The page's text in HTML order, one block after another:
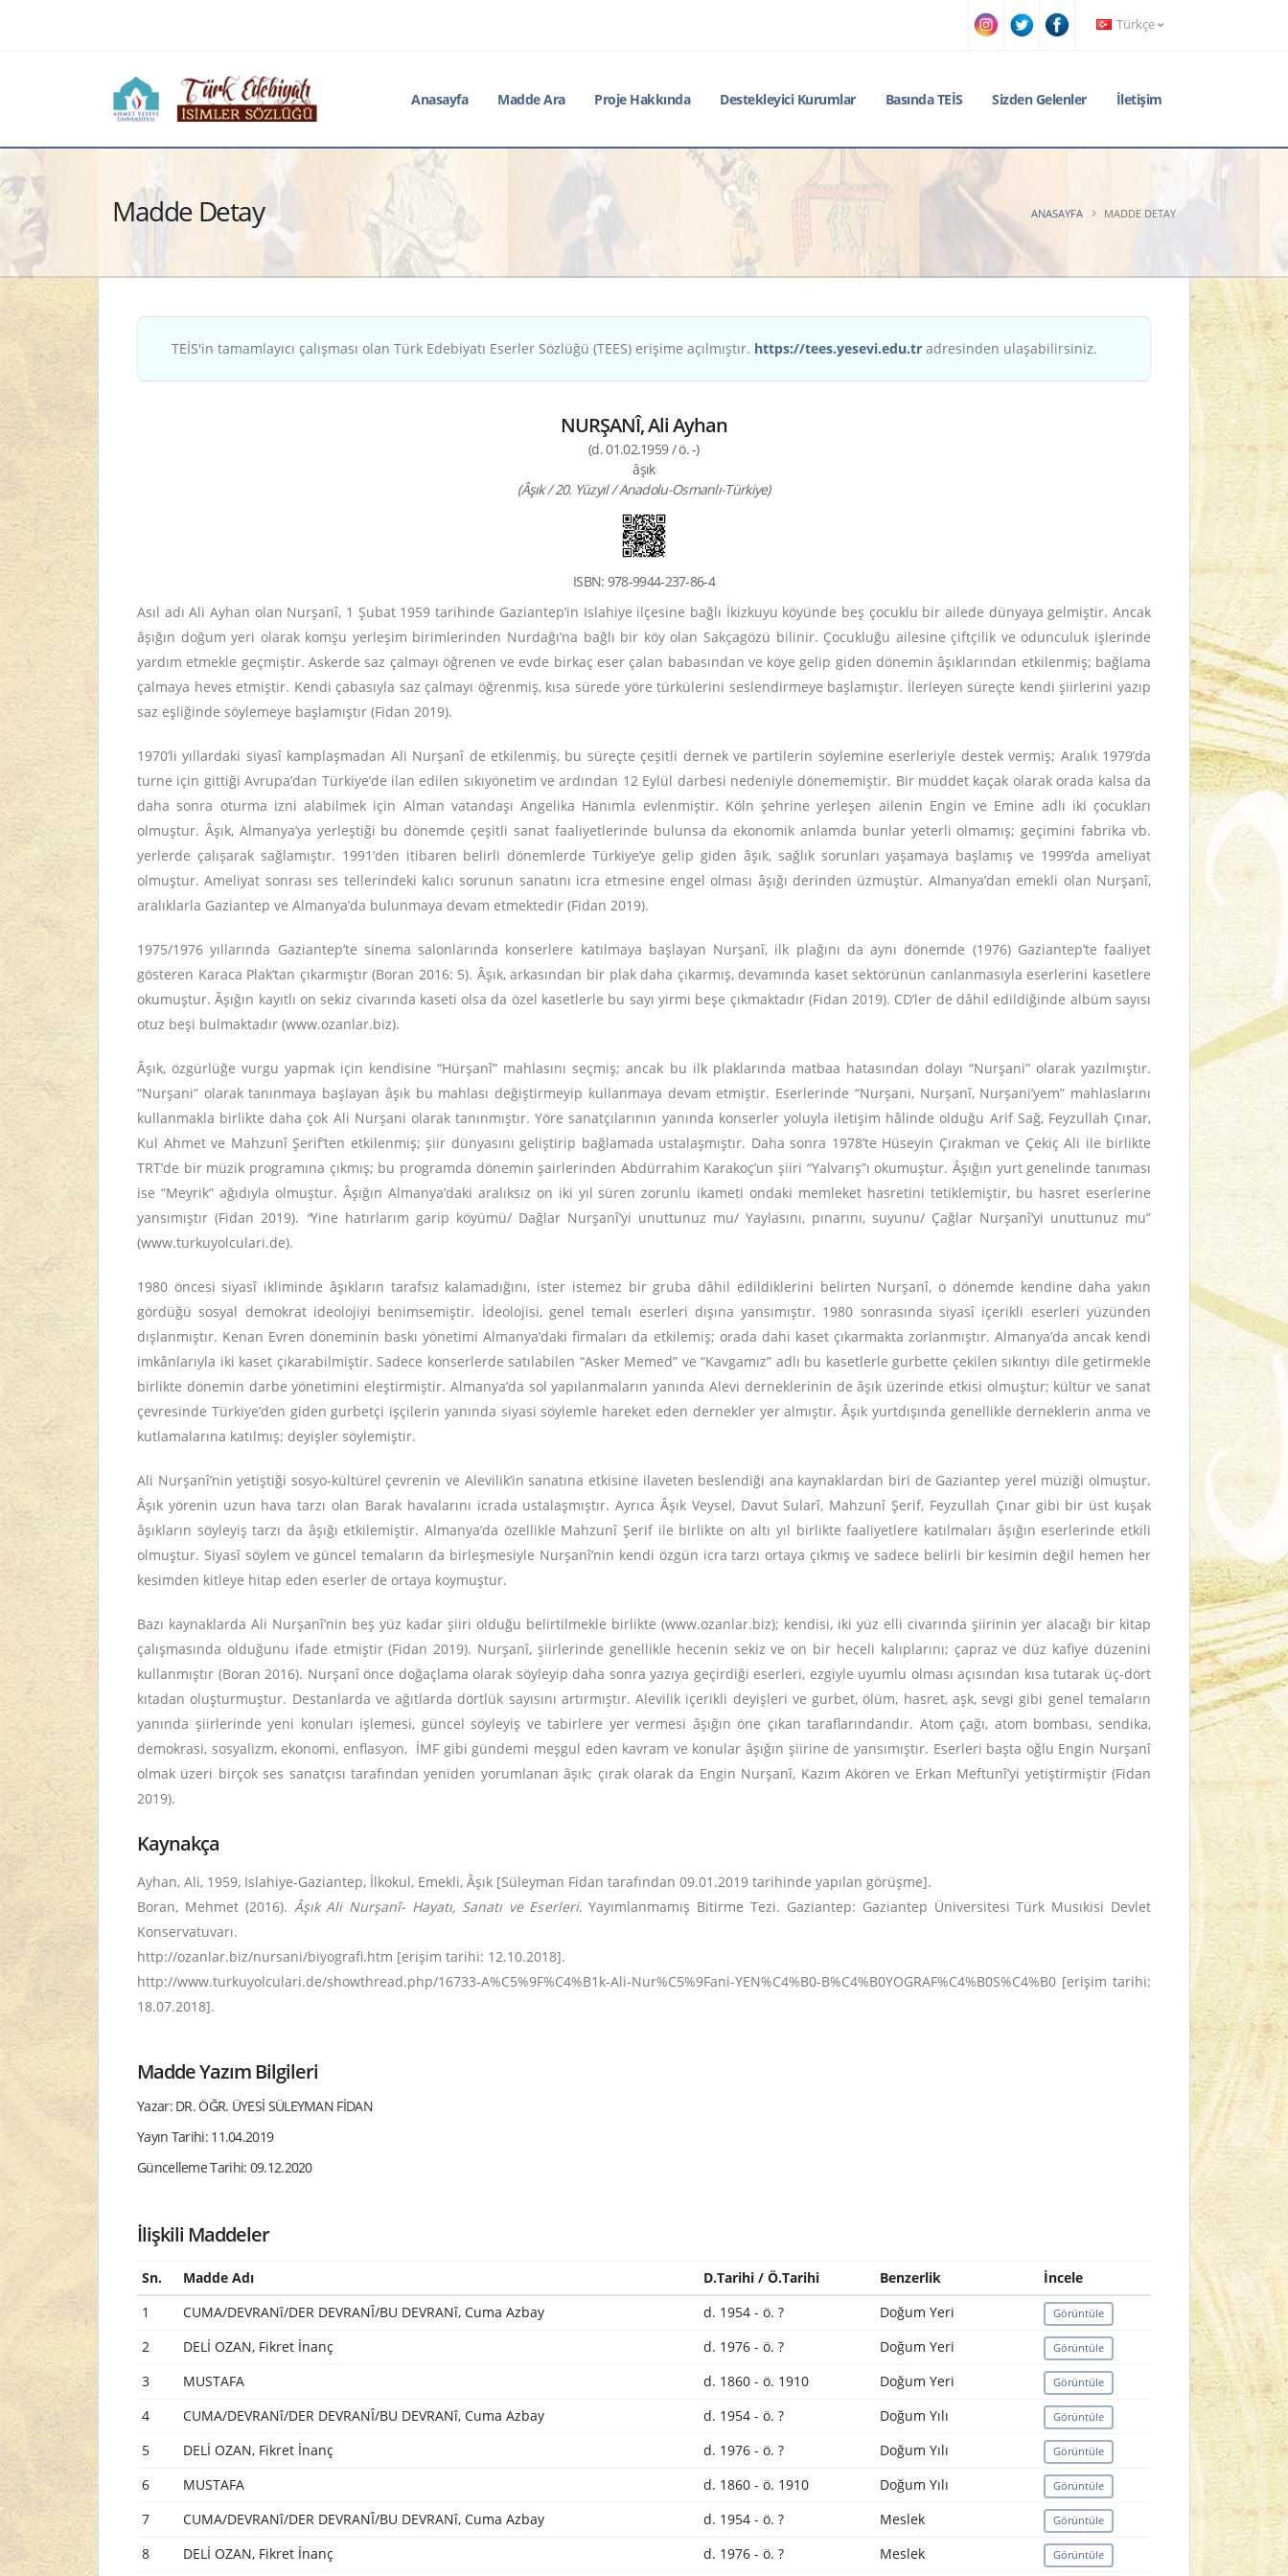
Türkçe
Anasayfa Madde Ara Proje Hakkında Destekleyici Kurumlar Basında TEİS Sizden Gelenler İletişim
Madde Detay ANASAYFA MADDE DETAY
TEİS'in tamamlayıcı çalışması olan Türk Edebiyatı Eserler Sözlüğü (TEES) erişime açılmıştır. https://tees.yesevi.edu.tr adresinden ulaşabilirsiniz.
NURŞANÎ, Ali Ayhan
(d. 01.02.1959 / ö. -)
âşık
(Âşık / 20. Yüzyıl / Anadolu-Osmanlı-Türkiye)
ISBN: 978-9944-237-86-4
Asıl adı Ali Ayhan olan Nurşanî, 1 Şubat 1959 tarihinde Gaziantep’in Islahiye ilçesine bağlı İkizkuyu köyünde beş çocuklu bir ailede dünyaya gelmiştir. Ancak
âşığın doğum yeri olarak komşu yerleşim birimlerinden Nurdağı’na bağlı bir köy olan Sakçagözü bilinir. Çocukluğu ailesine çiftçilik ve odunculuk işlerinde
yardım etmekle geçmiştir. Askerde saz çalmayı öğrenen ve evde birkaç eser çalan babasından ve köye gelip giden dönemin âşıklarından etkilenmiş; bağlama
çalmaya heves etmiştir. Kendi çabasıyla saz çalmayı öğrenmiş, kısa sürede yöre türkülerini seslendirmeye başlamıştır. İlerleyen süreçte kendi şiirlerini yazıp
saz eşliğinde söylemeye başlamıştır (Fidan 2019).
1970’li yıllardaki siyasî kamplaşmadan Ali Nurşanî de etkilenmiş, bu süreçte çeşitli dernek ve partilerin söylemine eserleriyle destek vermiş; Aralık 1979’da
turne için gittiği Avrupa’dan Türkiye’de ilan edilen sıkıyönetim ve ardından 12 Eylül darbesi nedeniyle dönememiştir. Bir müddet kaçak olarak orada kalsa da
daha sonra oturma izni alabilmek için Alman vatandaşı Angelika Hanımla evlenmiştir. Köln şehrine yerleşen ailenin Engin ve Emine adlı iki çocukları
olmuştur. Âşık, Almanya’ya yerleştiği bu dönemde çeşitli sanat faaliyetlerinde bulunsa da ekonomik anlamda bunlar yeterli olmamış; geçimini fabrika vb.
yerlerde çalışarak sağlamıştır. 1991’den itibaren belirli dönemlerde Türkiye’ye gelip giden âşık, sağlık sorunları yaşamaya başlamış ve 1999’da ameliyat
olmuştur. Ameliyat sonrası ses tellerindeki kalıcı sorunun sanatını icra etmesine engel olması âşığı derinden üzmüştür. Almanya’dan emekli olan Nurşanî,
aralıklarla Gaziantep ve Almanya’da bulunmaya devam etmektedir (Fidan 2019).
1975/1976 yıllarında Gaziantep’te sinema salonlarında konserlere katılmaya başlayan Nurşanî, ilk plağını da aynı dönemde (1976) Gaziantep’te faaliyet
gösteren Karaca Plak’tan çıkarmıştır (Boran 2016: 5). Âşık, arkasından bir plak daha çıkarmış, devamında kaset sektörünün canlanmasıyla eserlerini kasetlere
okumuştur. Âşığın kayıtlı on sekiz civarında kaseti olsa da özel kasetlerle bu sayı yirmi beşe çıkmaktadır (Fidan 2019). CD’ler de dâhil edildiğinde albüm sayısı
otuz beşi bulmaktadır (www.ozanlar.biz).
Âşık, özgürlüğe vurgu yapmak için kendisine “Hürşanî” mahlasını seçmiş; ancak bu ilk plaklarında matbaa hatasından dolayı “Nurşani” olarak yazılmıştır.
“Nurşani” olarak tanınmaya başlayan âşık bu mahlası değiştirmeyip kullanmaya devam etmiştir. Eserlerinde “Nurşani, Nurşanî, Nurşani’yem” mahlaslarını
kullanmakla birlikte daha çok Ali Nurşani olarak tanınmıştır. Yöre sanatçılarının yanında konserler yoluyla iletişim hâlinde olduğu Arif Sağ, Feyzullah Çınar,
Kul Ahmet ve Mahzunî Şerif’ten etkilenmiş; şiir dünyasını geliştirip bağlamada ustalaşmıştır. Daha sonra 1978’te Hüseyin Çırakman ve Çekiç Ali ile birlikte
TRT’de bir müzik programına çıkmış; bu programda dönemin şairlerinden Abdürrahim Karakoç’un şiiri “Yalvarış”ı okumuştur. Âşığın yurt genelinde tanıması
ise “Meyrik” ağıdıyla olmuştur. Âşığın Almanya’daki aralıksız on iki yıl süren zorunlu ikameti ondaki memleket hasretini tetiklemiştir, bu hasret eserlerine
yansımıştır (Fidan 2019). “Yine hatırlarım garip köyümü/ Dağlar Nurşanî’yi unuttunuz mu/ Yaylasını, pınarını, suyunu/ Çağlar Nurşanî’yi unuttunuz mu”
(www.turkuyolculari.de).
1980 öncesi siyasî ikliminde âşıkların tarafsız kalamadığını, ister istemez bir gruba dâhil edildiklerini belirten Nurşanî, o dönemde kendine daha yakın
gördüğü sosyal demokrat ideolojiyi benimsemiştir. İdeolojisi, genel temalı eserleri dışına yansımıştır. 1980 sonrasında siyasî içerikli eserleri yüzünden
dışlanmıştır. Kenan Evren döneminin baskı yönetimi Almanya’daki firmaları da etkilemiş; orada dahi kaset çıkarmakta zorlanmıştır. Almanya’da ancak kendi
imkânlarıyla iki kaset çıkarabilmiştir. Sadece konserlerde satılabilen “Asker Memed” ve “Kavgamız” adlı bu kasetlerle gurbette çekilen sıkıntıyı dile getirmekle
birlikte dönemin darbe yönetimini eleştirmiştir. Almanya’da sol yapılanmaların yanında Alevi derneklerinin de âşık üzerinde etkisi olmuştur; kültür ve sanat
çevresinde Türkiye’den giden gurbetçi işçilerin yanında siyasi söylemle hareket eden dernekler yer almıştır. Âşık yurtdışında genellikle derneklerin anma ve
kutlamalarına katılmış; deyişler söylemiştir.
Ali Nurşanî’nin yetiştiği sosyo-kültürel çevrenin ve Alevilik’in sanatına etkisine ilaveten beslendiği ana kaynaklardan biri de Gaziantep yerel müziği olmuştur.
Âşık yörenin uzun hava tarzı olan Barak havalarını icrada ustalaşmıştır. Ayrıca Âşık Veysel, Davut Sularî, Mahzunî Şerif, Feyzullah Çınar gibi bir üst kuşak
âşıkların söyleyiş tarzı da âşığı etkilemiştir. Almanya’da özellikle Mahzunî Şerif ile birlikte on altı yıl birlikte faaliyetlere katılmaları âşığın eserlerinde etkili
olmuştur. Siyasî söylem ve güncel temaların da birleşmesiyle Nurşanî’nin kendi özgün icra tarzı ortaya çıkmış ve sadece belirli bir kesimin değil hemen her
kesimden kitleye hitap eden eserler de ortaya koymuştur.
Bazı kaynaklarda Ali Nurşanî’nin beş yüz kadar şiiri olduğu belirtilmekle birlikte (www.ozanlar.biz); kendisi, iki yüz elli civarında şiirinin yer alacağı bir kitap
çalışmasında olduğunu ifade etmiştir (Fidan 2019). Nurşanî, şiirlerinde genellikle hecenin sekiz ve on bir heceli kalıplarını; çapraz ve düz kafiye düzenini
kullanmıştır (Boran 2016). Nurşanî önce doğaçlama olarak söyleyip daha sonra yazıya geçirdiği eserleri, ezgiyle uyumlu olması açısından kısa tutarak üç-dört
kıtadan oluşturmuştur. Destanlarda ve ağıtlarda dörtlük sayısını artırmıştır. Alevilik içerikli deyişleri ve gurbet, ölüm, hasret, aşk, sevgi gibi genel temaların
yanında şiirlerinde yeni konuları işlemesi, güncel söyleyiş ve tabirlere yer vermesi âşığın öne çıkan taraflarındandır. Atom çağı, atom bombası, sendika,
demokrasi, sosyalizm, ekonomi, enflasyon, İMF gibi gündemi meşgul eden kavram ve konular âşığın şiirine de yansımıştır. Eserleri başta oğlu Engin Nurşanî
olmak üzeri birçok ses sanatçısı tarafından yeniden yorumlanan âşık; çırak olarak da Engin Nurşanî, Kazım Akören ve Erkan Meftunî’yi yetiştirmiştir (Fidan
2019).
Kaynakça
Ayhan, Ali, 1959, Islahiye-Gaziantep, İlkokul, Emekli, Âşık [Süleyman Fidan tarafından 09.01.2019 tarihinde yapılan görüşme].
Boran, Mehmet (2016). Âşık Ali Nurşanî- Hayatı, Sanatı ve Eserleri. Yayımlanmamış Bitirme Tezi. Gaziantep: Gaziantep Üniversitesi Türk Musıkisi Devlet
Konservatuvarı.
http://ozanlar.biz/nursani/biyografi.htm [erişim tarihi: 12.10.2018].
http://www.turkuyolculari.de/showthread.php/16733-A%C5%9F%C4%B1k-Ali-Nur%C5%9Fani-YEN%C4%B0-B%C4%B0YOGRAF%C4%B0S%C4%B0 [erişim tarihi:
18.07.2018].
Madde Yazım Bilgileri
Yazar: DR. ÖĞR. ÜYESİ SÜLEYMAN FİDAN
Yayın Tarihi: 11.04.2019
Güncelleme Tarihi: 09.12.2020
İlişkili Maddeler
Sn. Madde Adı D.Tarihi / Ö.Tarihi Benzerlik
İncele
1
CUMA/DEVRANî/DER DEVRANÎ/BU DEVRANî, Cuma Azbay d. 1954 - ö. ? Doğum Yeri Görüntüle
2 DELİ OZAN, Fikret İnanç d. 1976 - ö. ? Doğum Yeri Görüntüle
3 MUSTAFA d. 1860 - ö. 1910 Doğum Yeri Görüntüle
4 CUMA/DEVRANî/DER DEVRANÎ/BU DEVRANî, Cuma Azbay d. 1954 - ö. ? Doğum Yılı Görüntüle
5 DELİ OZAN, Fikret İnanç d. 1976 - ö. ? Doğum Yılı Görüntüle
6 MUSTAFA d. 1860 - ö. 1910 Doğum Yılı Görüntüle
7 CUMA/DEVRANî/DER DEVRANÎ/BU DEVRANî, Cuma Azbay d. 1954 - ö. ? Meslek Görüntüle
8 DELİ OZAN, Fikret İnanç d. 1976 - ö. ? Meslek Görüntüle